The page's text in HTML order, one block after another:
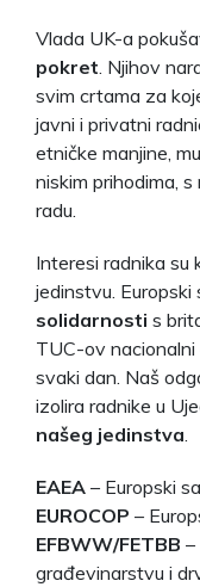
Vlada UK-a
pokret. Njihov
svim crtama za
javni i privatni
etničke manjine,
niskim prihodima,
radu.
Interesi radnika su
jedinstvu. Europski
solidarnosti s
TUC-ov nacionalni
svaki dan. Naš
izolira radnike u
našeg jedinstva.
EAEA – Europski
EUROCOP –
EFBWW/FETBB –
građevinarstvu i